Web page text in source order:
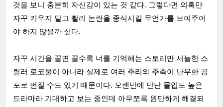
것을 보니 충분히 자신감이 있는 것 같다. 그렇다면 의혹만
자꾸 키우지 말고 빨리 논란을 종식시킬 무언가를 보여주어
야 하지 않을까 싶다.
자꾸 시간을 끌면 끌수록 너를 기억해는 스토리만 서늘한 스
릴러 로코물이 아니라 실제로 여러 추리와 추측이 난무한 공
포로 번질 수도 있기 때문이다. 오랜만에 만난 몰입도 높은
드라마라 기대하고 보는 중인데 아무쪼록 원만하게 해결되